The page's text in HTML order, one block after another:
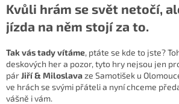
Kvůli hrám se svět netočí,
jízda na něm stojí za to.
Tak vás tady vítáme, ptáte se kde to jste?
deskových her a pozor, tyto hry nejsou jen
párJiří & Miloslavaze Samotišek u
ve hrách se svými přáteli a nyní chceme
vášně i vám.